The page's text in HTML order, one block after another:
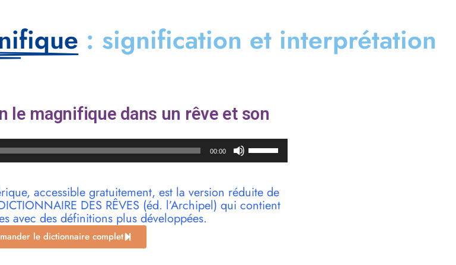
: signification et interprétation
le magnifique dans un rêve et son
00:00
haut/bas
pour
augmenter
accessible gratuitement, est la version réduite de
DES RÊVES (éd. l’Archipel) qui contient
avec des définitions plus développées.
le dictionnaire complet